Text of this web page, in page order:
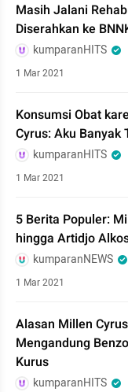
Masih Jalani
Diserahkan ke
kumparanHITS
1 Mar 2021
Konsumsi Obat
Cyrus: Aku Banyak
kumparanHITS
1 Mar 2021
5 Berita Populer:
hingga Artidjo
kumparanNEWS
1 Mar 2021
Alasan Millen
Mengandung
Kurus
kumparanHITS